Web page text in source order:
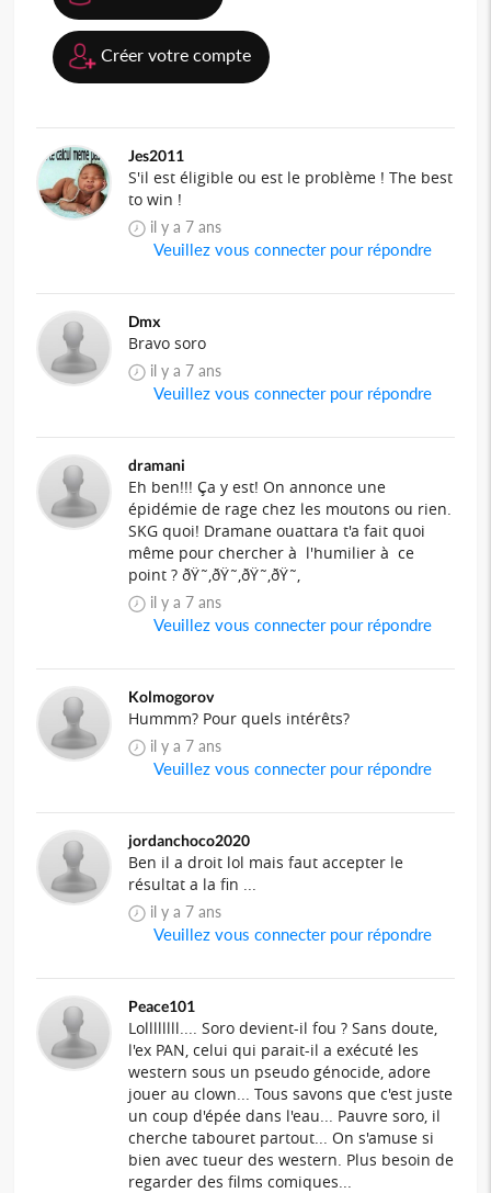
Créer votre compte
Jes2011
S'il est éligible ou est le problème ! The best
to win !
il y a 7 ans
Veuillez vous connecter pour répondre
Dmx
Bravo soro
il y a 7 ans
Veuillez vous connecter pour répondre
dramani
Eh ben!!! Ça y est! On annonce une
épidémie de rage chez les moutons ou rien.
SKG quoi! Dramane ouattara t'a fait quoi
même pour chercher à l'humilier à ce
point ? ðŸ˜‚ðŸ˜‚ðŸ˜‚ðŸ˜‚
il y a 7 ans
Veuillez vous connecter pour répondre
Kolmogorov
Hummm? Pour quels intérêts?
il y a 7 ans
Veuillez vous connecter pour répondre
jordanchoco2020
Ben il a droit lol mais faut accepter le
résultat a la fin ...
il y a 7 ans
Veuillez vous connecter pour répondre
Peace101
Lollllllll.... Soro devient-il fou ? Sans doute,
l'ex PAN, celui qui parait-il a exécuté les
western sous un pseudo génocide, adore
jouer au clown... Tous savons que c'est juste
un coup d'épée dans l'eau... Pauvre soro, il
cherche tabouret partout... On s'amuse si
bien avec tueur des western. Plus besoin de
regarder des films comiques...